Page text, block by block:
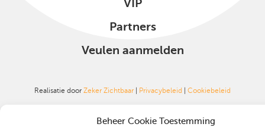
Beheer Cookie Toestemming
VIP
Partners
Veulen aanmelden
Realisatie door Zeker Zichtbaar | Privacybeleid | Cookiebeleid